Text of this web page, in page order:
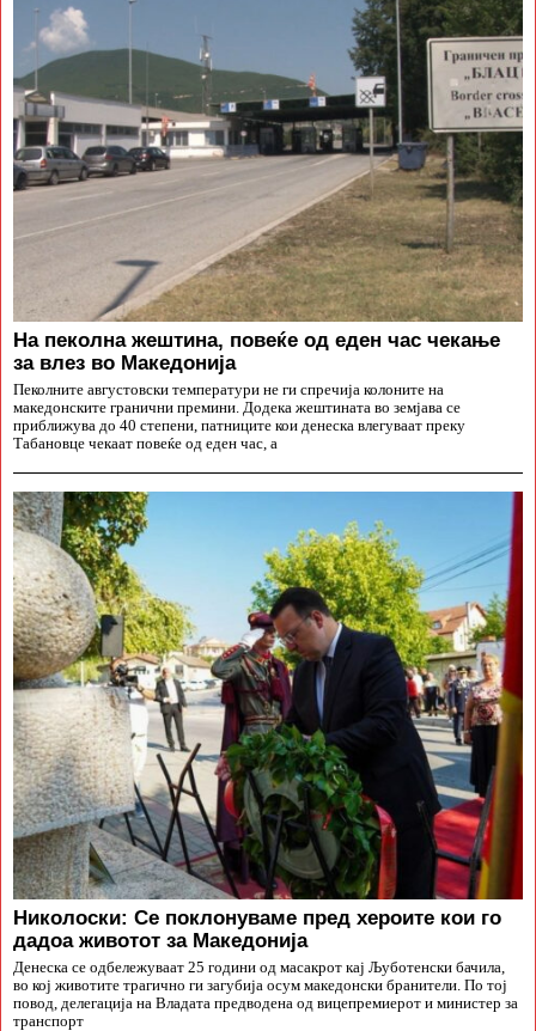
На пеколна жештина, повеќе од еден час чекање
за влез во Македонија
Пеколните августовски температури не ги спречија колоните на
македонските гранични премини. Додека жештината во земјава се
приближува до 40 степени, патниците кои денеска влегуваат преку
Табановце чекаат повеќе од еден час, а
Николоски: Се поклонуваме пред хероите кои го
дадоа животот за Македонија
Денеска се одбележуваат 25 години од масакрот кај Љуботенски бачила,
во кој животите трагично ги загубија осум македонски бранители. По тој
повод, делегација на Владата предводена од вицепремиерот и министер за
транспорт